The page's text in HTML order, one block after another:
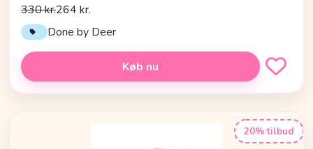
330 kr.264 kr.
Done by Deer
Køb nu
20% tilbud